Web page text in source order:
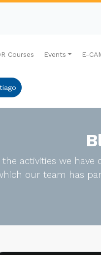
Courses Events E-
activities we
our team has